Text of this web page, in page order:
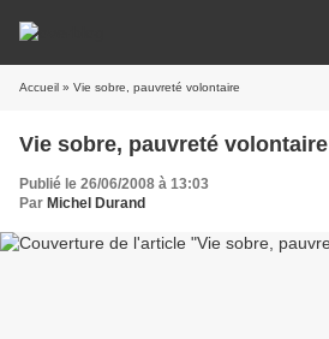
Accueil » Vie sobre, pauvreté volontaire
Vie sobre, pauvreté volontaire
Publié le 26/06/2008 à 13:03
Par Michel Durand